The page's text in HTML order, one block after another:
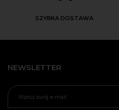
SZYBKA DOSTAWA
NEWSLETTER